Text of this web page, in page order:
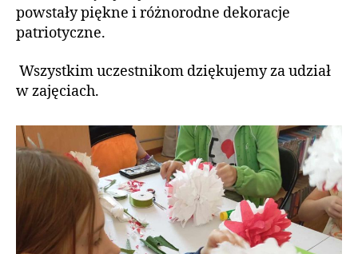
powstały piękne i różnorodne dekoracje
patriotyczne.
Wszystkim uczestnikom dziękujemy za udział
w zajęciach.